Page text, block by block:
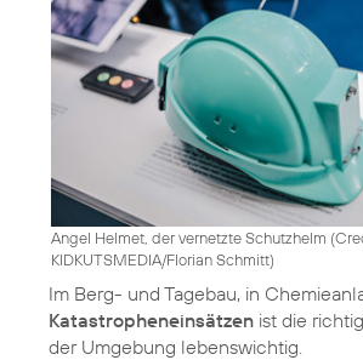
Angel Helmet, der vernetzte Schutzhelm (
KIDKUTSMEDIA/Florian Schmitt)
Im Berg- und Tagebau, in
Katastropheneinsätzen ist die
der Umgebung lebenswichtig.